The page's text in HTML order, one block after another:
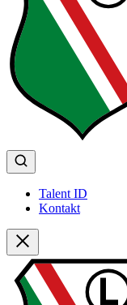
Talent ID
Kontakt